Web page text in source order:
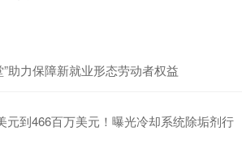
助力保障新就业形态劳动者权益
元到466百万美元！曝光冷却系统除垢剂行